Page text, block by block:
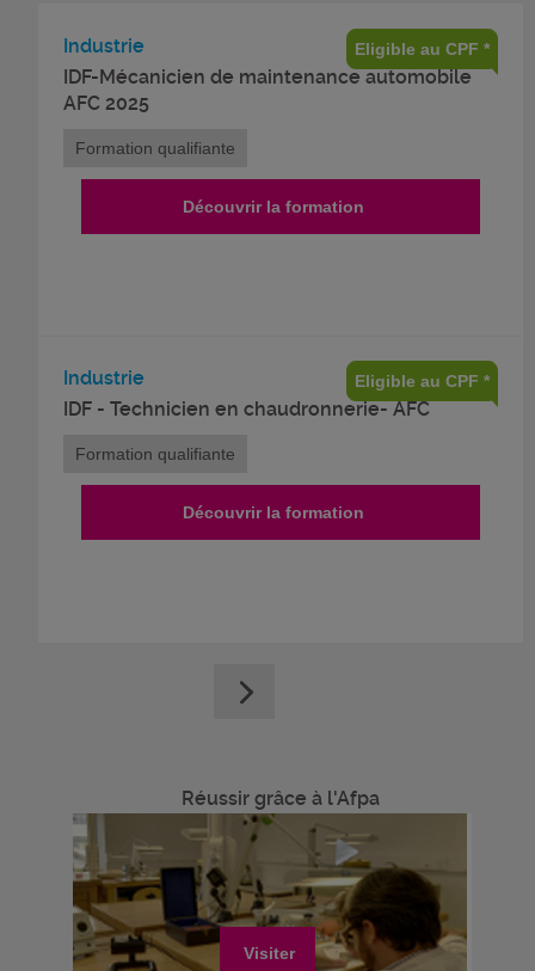
Industrie
IDF-Mécanicien de maintenance automobile
AFC 2025
Eligible au CPF *
Formation qualifiante
Découvrir la formation
Industrie
IDF - Technicien en chaudronnerie- AFC
Eligible au CPF *
Formation qualifiante
Découvrir la formation
Réussir grâce à l'Afpa
Visiter